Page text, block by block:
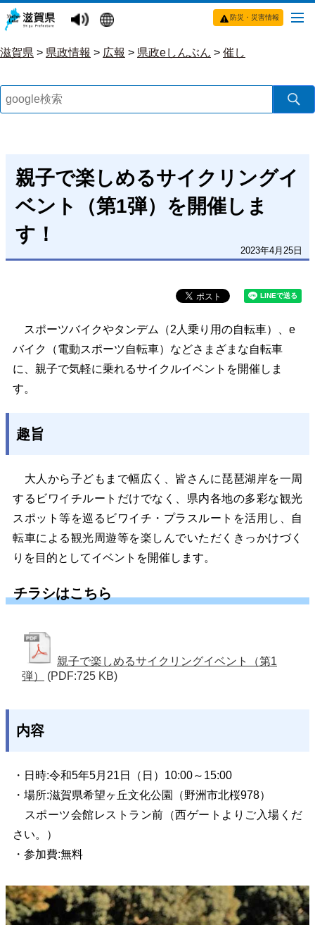
防災・災害情報
滋賀県 > 県政情報 > 広報 > 県政eしんぶん > 催し
親子で楽しめるサイクリングイ
ベント（第1弾）を開催しま
す！
2023年4月25日
スポーツバイクやタンデム（2人乗り用の自転車）、e
バイク（電動スポーツ自転車）などさまざまな自転車
に、親子で気軽に乗れるサイクルイベントを開催しま
す。
趣旨
大人から子どもまで幅広く、皆さんに琵琶湖岸を一周
するビワイチルートだけでなく、県内各地の多彩な観光
スポット等を巡るビワイチ・プラスルートを活用し、自
転車による観光周遊等を楽しんでいただくきっかけづく
りを目的としてイベントを開催します。
チラシはこちら
親子で楽しめるサイクリングイベント（第1
弾）
(PDF:725 KB)
内容
・日時:令和5年5月21日（日）10:00～15:00
・場所:滋賀県希望ヶ丘文化公園（野洲市北桜978）
スポーツ会館レストラン前（西ゲートよりご入場くだ
さい。）
・参加費:無料